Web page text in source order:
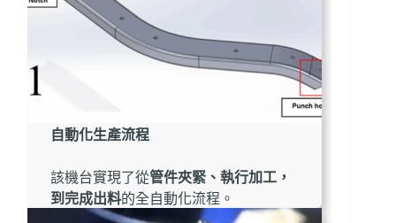
自動化生產流程
該機台實現了從管件夾緊、執行加工，
到完成出料的全自動化流程。